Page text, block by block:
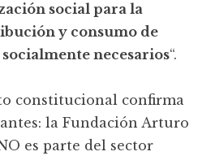
social para la
y consumo de
necesarios“.
constitucional confirma
la Fundación Arturo
es parte del sector